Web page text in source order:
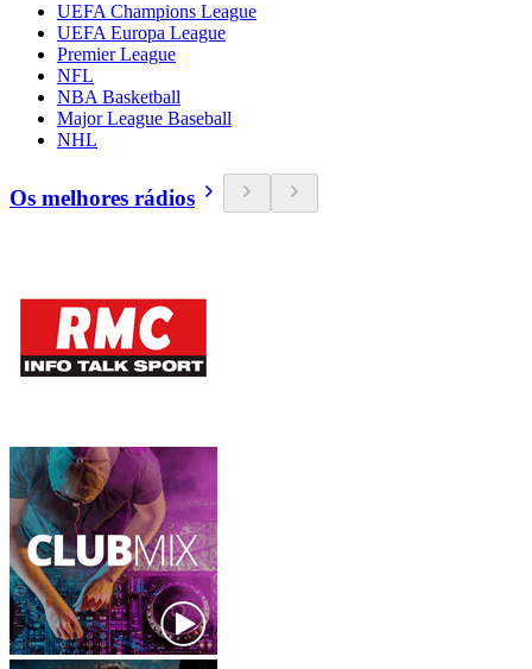
UEFA Champions League
UEFA Europa League
Premier League
NFL
NBA Basketball
Major League Baseball
NHL
Os melhores rádios